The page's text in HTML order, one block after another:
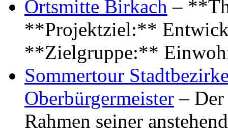
Ortsmitte Birkach –
**Projektziel:**
**Zielgruppe:**
Sommertour
Oberbürgermeister –
Rahmen seiner